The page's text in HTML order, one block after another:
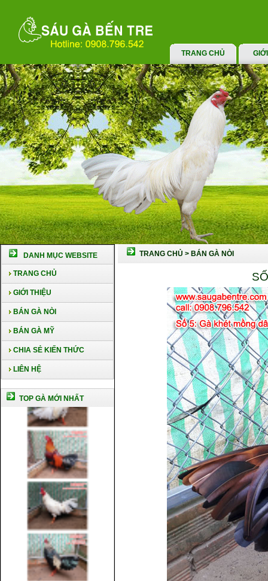
TRANG CHỦ
DANH MỤC WEBSITE
TRANG CHỦ
GIỚI THIỆU
BÁN GÀ NÒI
BÁN GÀ MỸ
CHIA SẺ KIẾN THỨC
LIÊN HỆ
TOP GÀ MỚI NHẤT
TRANG CHỦ > BÁN GÀ NÒI